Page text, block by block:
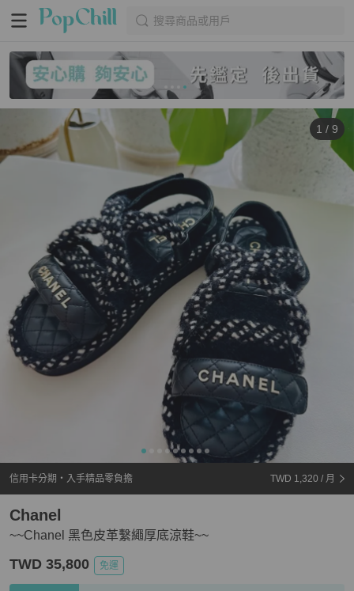
搜尋商品或用戶
1 / 9
信用卡分期・入手精品零負擔 TWD 1,320 / 月
~~Chanel 黑色皮革繫繩厚底涼鞋~~
Chanel
TWD 35,800 免運